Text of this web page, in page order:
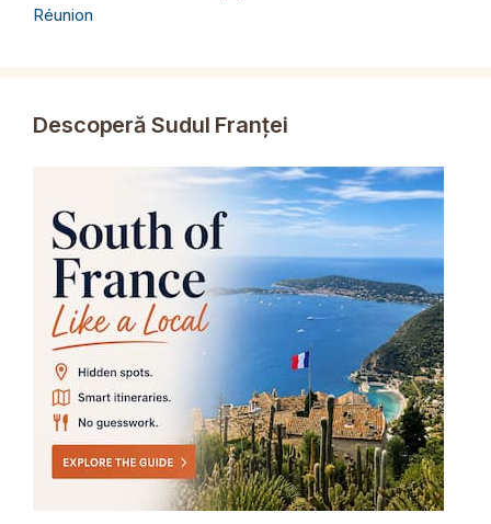
Réunion
Descoperă Sudul Franței